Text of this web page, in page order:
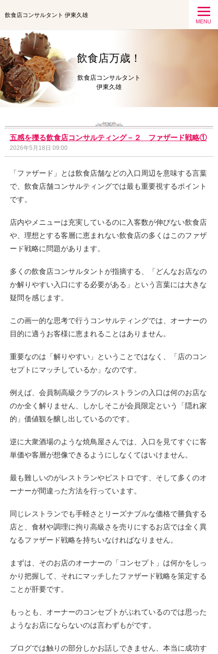
飲食店コンサルタント 伊東久雄
MENU
飲食店万歳！
飲食店コンサルタント
伊東久雄
五感を擽る飲食店コンサルティング－２ ファザード戦略①
2026年5月18日 09:00
「ファザード」とは飲食店舗などの入口周辺を意味する言葉
で、飲食店舗コンサルティングでは最も重要視するポイント
です。
店内やメニューは充実しているのに入客数が伸びない飲食店
や、理想とする客層に恵まれない飲食店の多くはこのファザ
ード戦略に問題があります。
多くの飲食店コンサルタントが指摘する、「どんなお店なの
か解りやすい入口にする必要がある」という言葉には大きな
疑問を感じます。
この画一的な思考で行うコンサルティングでは、オーナーの
目的に適うお客様に恵まれることはありません。
重要なのは「解りやすい」ということではなく、「店のコン
セプトにマッチしているか」なのです。
例えば、会員制高級クラブのレストランの入口は何のお店な
のか全く解りません、しかしそこが会員限定という「隠れ家
的」価値観を醸し出しているのです。
逆に大衆酒場のような焼鳥屋さんでは、入口を見てすぐに客
単価や客層が想像できるようにしなくてはいけません。
最も難しいのがレストランやビストロです、そして多くのオ
ーナーが間違った方法を行っています。
同じレストランでも手軽さとリーズナブルな価格で勝負する
店と、食材や調理に拘り高級さを売りにするお店では全く異
なるファザード戦略を持ちいなければなりません。
まずは、そのお店のオーナーの「コンセプト」は何かをしっ
かり把握して、それにマッチしたファザード戦略を策定する
ことが肝要です。
もっとも、オーナーのコンセプトがぶれているのでは思った
ようなお店にならないのは言わずもがです。
ブログでは触りの部分しかお話しできません、本当に成功す